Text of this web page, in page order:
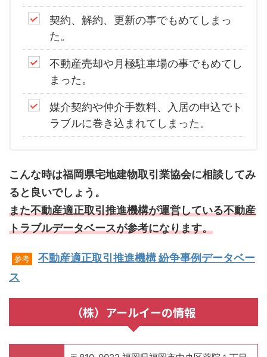
契約、解約、更新の事でもめてしまっ
た。
不動産売却や月極駐車場の事でもめてし
まった。
媒介契約や仲介手数料、入居の申込でト
ラブルに巻き込まれてしまった。
こんな時は福岡県宅地建物取引業協会に相談してみ
ると良いでしょう。
また不動産適正取引推進機構が運営している不動産
トラブルデータベースが参考になります。
参考
不動産適正取引推進機構 紛争事例データベー
ス
（株）アールイーの情報